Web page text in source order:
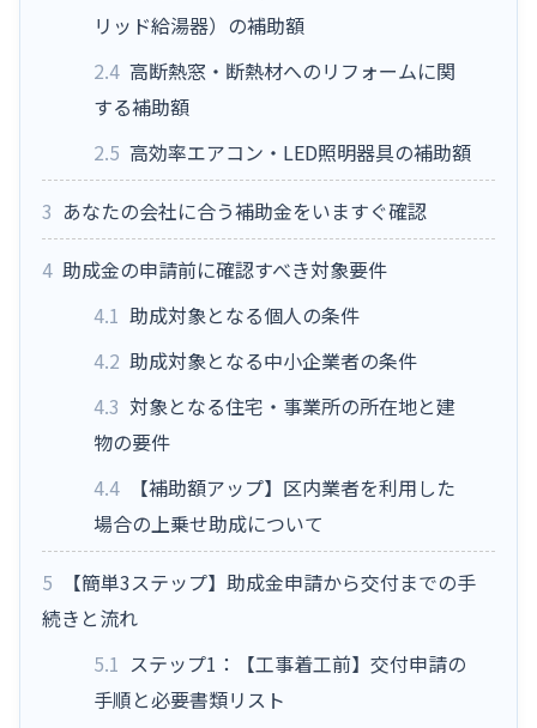
リッド給湯器）の補助額
2.4 高断熱窓・断熱材へのリフォームに関
する補助額
2.5 高効率エアコン・LED照明器具の補助額
3 あなたの会社に合う補助金をいますぐ確認
4 助成金の申請前に確認すべき対象要件
4.1 助成対象となる個人の条件
4.2 助成対象となる中小企業者の条件
4.3 対象となる住宅・事業所の所在地と建
物の要件
4.4
【補助額アップ】区内業者を利用した
場合の上乗せ助成について
5
【簡単3ステップ】助成金申請から交付までの手
続きと流れ
5.1 ステップ1：【工事着工前】交付申請の
手順と必要書類リスト